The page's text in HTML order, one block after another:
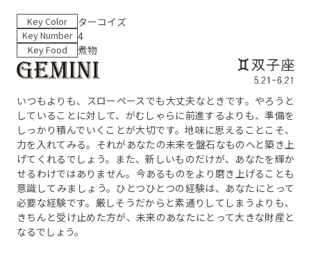
Key Color ターコイズ
Key Number 4
Key Food 煮物
いつもよりも、スローペースでも大丈夫なときです。やろうと
していることに対して、がむしゃらに前進するよりも、準備を
しっかり積んでいくことが大切です。地味に思えることこそ、
力を入れてみる。それがあなたの未来を盤石なものへと築き上
げてくれるでしょう。また、新しいものだけが、あなたを輝か
せるわけではありません。今あるものをより磨き上げることも
意識してみましょう。ひとつひとつの経験は、あなたにとって
必要な経験です。厳しそうだからと素通りしてしまうよりも、
きちんと受け止めた方が、未来のあなたにとって大きな財産と
なるでしょう。